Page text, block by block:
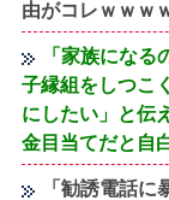
由がコレｗｗｗ
「家族にな
子縁組をしつこ
にしたい」と伝
金目当てだと自
「勧誘電話